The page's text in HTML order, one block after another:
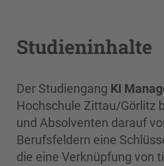
Studieninhalte
Der Studiengang KI
Hochschule Zittau/Görlitz
und Absolventen darauf
Berufsfeldern eine
die eine Verknüpfung von